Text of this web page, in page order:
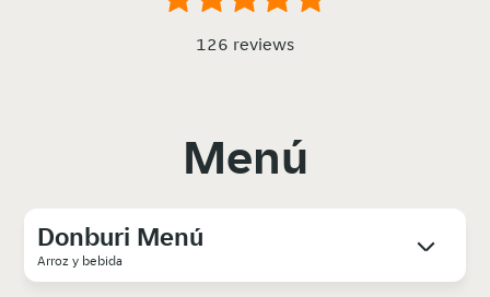
126 reviews
Menú
Donburi Menú
Arroz y bebida